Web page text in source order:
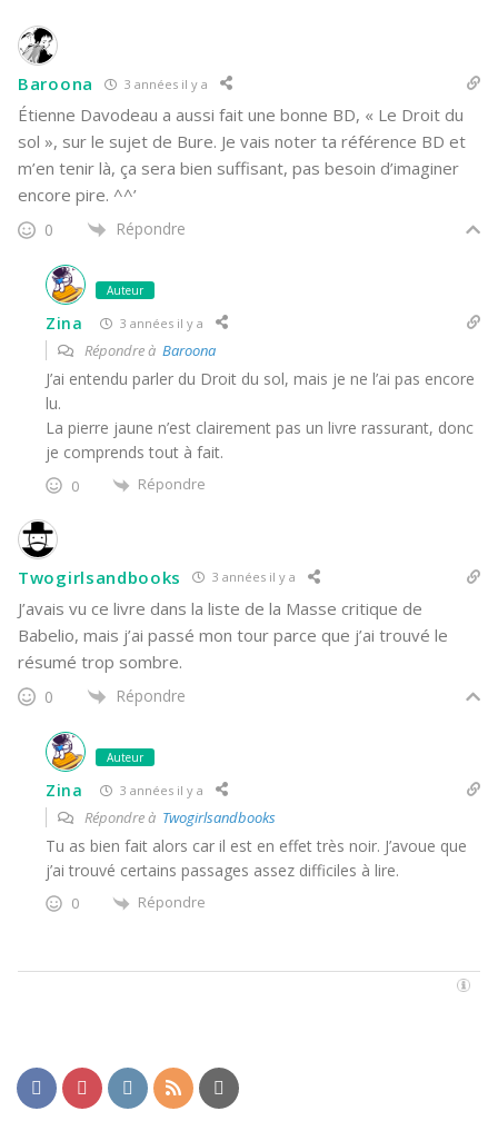
Baroona 3 années il y a
Étienne Davodeau a aussi fait une bonne BD, « Le Droit du
sol », sur le sujet de Bure. Je vais noter ta référence BD et
m’en tenir là, ça sera bien suffisant, pas besoin d’imaginer
encore pire. ^^’
0 Répondre
Auteur
Zina 3 années il y a
Répondre à Baroona
J’ai entendu parler du Droit du sol, mais je ne l’ai pas encore
lu.
La pierre jaune n’est clairement pas un livre rassurant, donc
je comprends tout à fait.
0 Répondre
Twogirlsandbooks 3 années il y a
J’avais vu ce livre dans la liste de la Masse critique de
Babelio, mais j’ai passé mon tour parce que j’ai trouvé le
résumé trop sombre.
0 Répondre
Auteur
Zina 3 années il y a
Répondre à Twogirlsandbooks
Tu as bien fait alors car il est en effet très noir. J’avoue que
j’ai trouvé certains passages assez difficiles à lire.
0 Répondre